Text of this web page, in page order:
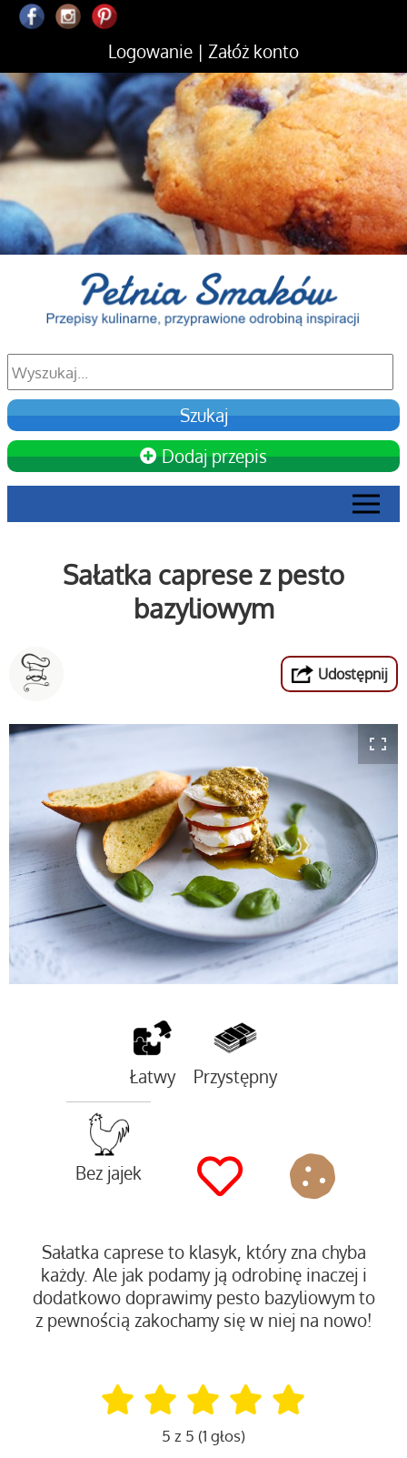
Logowanie | Załóż konto
Dodaj przepis
Sałatka caprese z pesto
bazyliowym
Udostępnij
Łatwy Przystępny
Bez jajek
Sałatka caprese to klasyk, który zna chyba
każdy. Ale jak podamy ją odrobinę inaczej i
dodatkowo doprawimy pesto bazyliowym to
z pewnością zakochamy się w niej na nowo!
5 z 5 (1 głos)